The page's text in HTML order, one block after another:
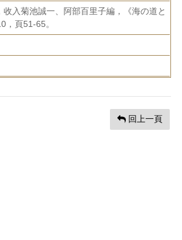
入菊池誠一、阿部百里子編，《海の道と
，頁51-65。
回上一頁